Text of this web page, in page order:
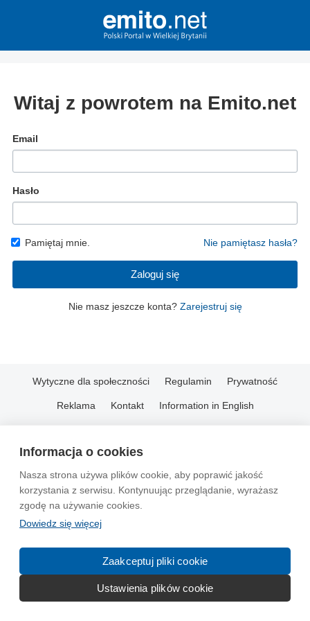
Informacja o cookies
Nasza strona używa plików cookie, aby poprawić jakość
korzystania z serwisu. Kontynuując przeglądanie, wyrażasz
zgodę na używanie cookies.
Dowiedz się więcej
Zaakceptuj pliki cookie
Ustawienia plików cookie
Witaj z powrotem na Emito.net
Email
Hasło
Pamiętaj mnie. Nie pamiętasz hasła?
Zaloguj się
Nie masz jeszcze konta? Zarejestruj się
Wytyczne dla społeczności Regulamin Prywatność
Reklama Kontakt Information in English